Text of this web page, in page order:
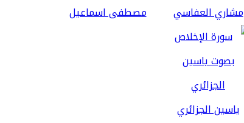
مشاري العفاسي مصطفى اسماعيل
ياسين الجزائري